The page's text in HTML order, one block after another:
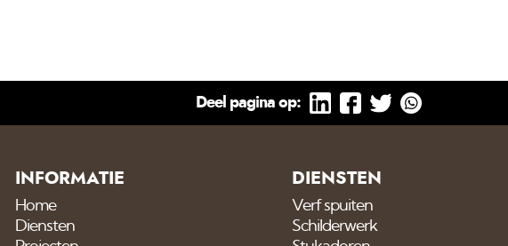
Deel pagina op:
INFORMATIE
Home
Diensten
DIENSTEN
Verf spuiten
Schilderwerk